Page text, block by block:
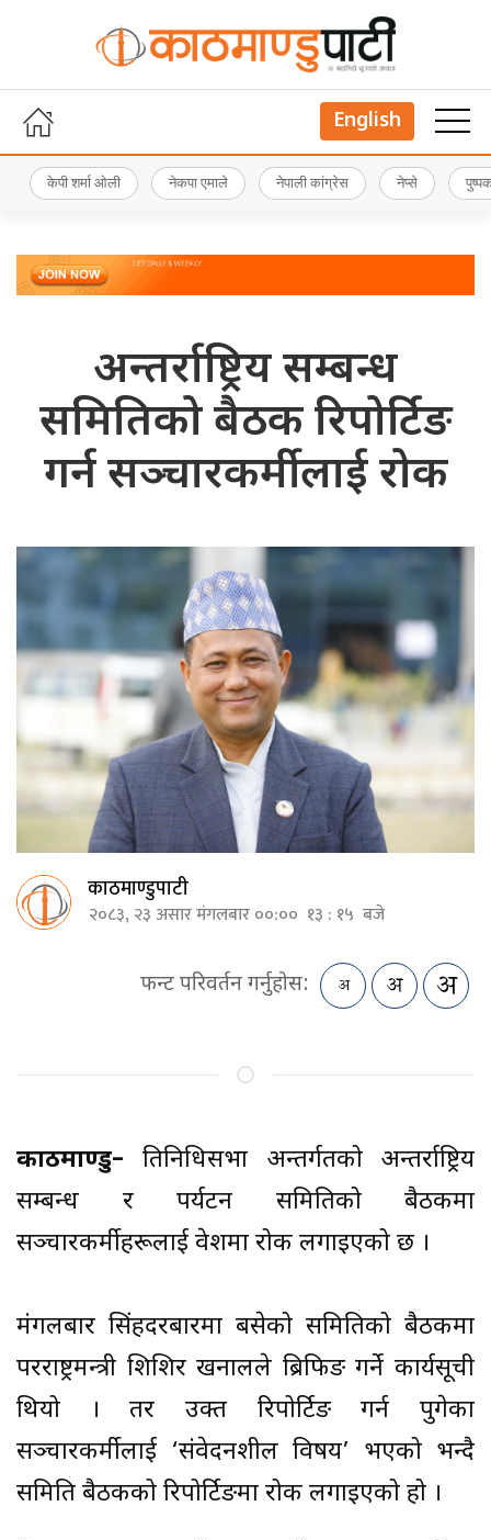
English
केपी शर्मा ओली नेकपा एमाले नेपाली कांग्रेस नेप्से
अन्तर्राष्ट्रिय सम्बन्ध
समितिको बैठक रिपोर्टिङ
गर्न सञ्चारकर्मीलाई रोक
काठमाण्डुपाटी
२०८३, २३ असार मंगलबार ००:०० १३ : १५ बजे
फन्ट परिवर्तन गर्नुहोस:
काठमाण्डु– प्रतिनिधिसभा अन्तर्गतको अन्तर्राष्ट्रिय
सम्बन्ध र पर्यटन समितिको बैठकमा
सञ्चारकर्मीहरूलाई प्रवेशमा रोक लगाइएको छ ।
मंगलबार सिंहदरबारमा बसेको समितिको बैठकमा
परराष्ट्रमन्त्री शिशिर खनालले ब्रिफिङ गर्ने कार्यसूची
थियो । तर उक्त रिपोर्टिङ गर्न पुगेका
सञ्चारकर्मीलाई ‘संवेदनशील विषय’ भएको भन्दै
समिति बैठकको रिपोर्टिङमा रोक लगाइएको हो ।